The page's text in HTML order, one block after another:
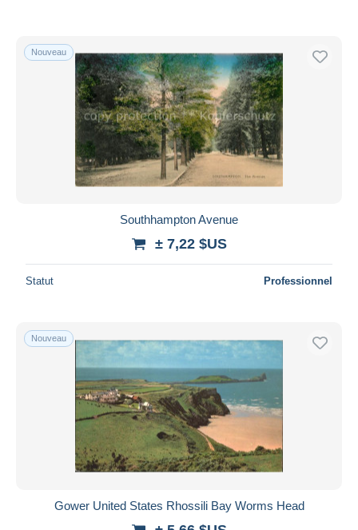
Nouveau
Southhampton Avenue
± 7,22 $US
Statut Professionnel
Nouveau
Gower United States Rhossili Bay Worms Head